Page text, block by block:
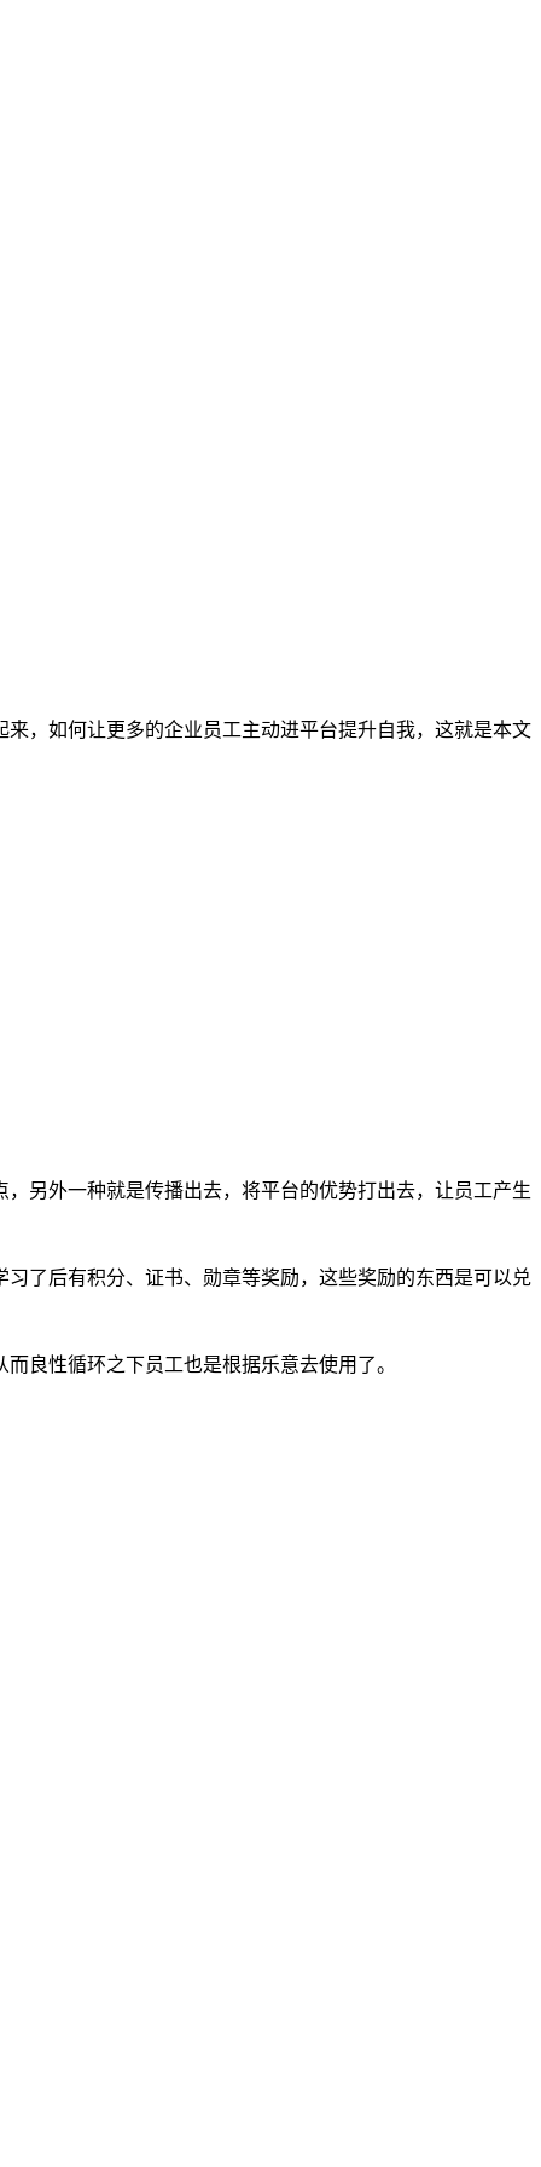
，如何让更多的企业员工主动进平台提升自我，这就是本文
另外一种就是传播出去，将平台的优势打出去，让员工产生
了后有积分、证书、勋章等奖励，这些奖励的东西是可以兑
良性循环之下员工也是根据乐意去使用了。